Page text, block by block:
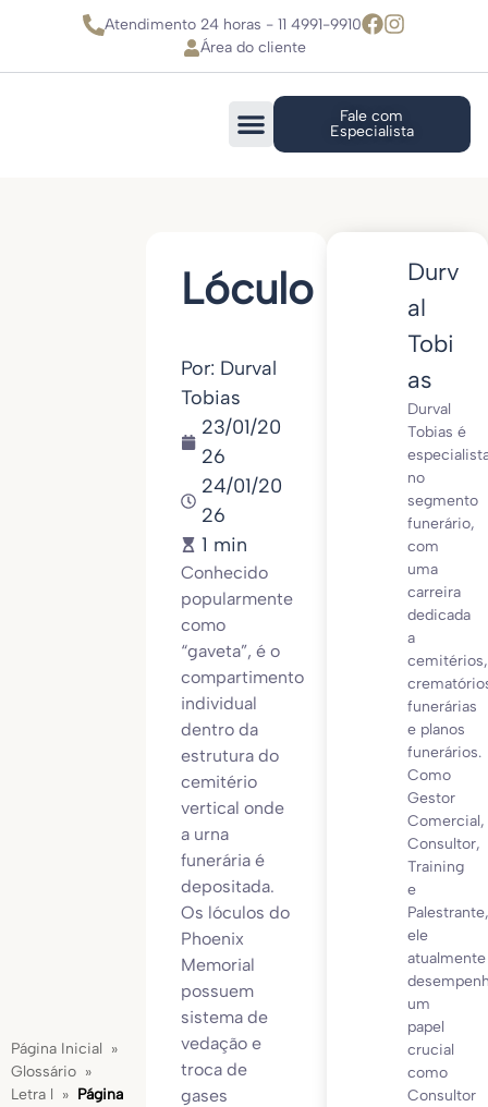
Atendimento 24 horas - 11 4991-9910
Área do cliente
Fale com
Especialista
Página Inicial »
Glossário »
Letra l » Página
Lóculo
Por: Durval
Tobias
23/01/20
26
24/01/20
26
1 min
Conhecido
popularmente
como
“gaveta”, é o
compartimento
individual
dentro da
estrutura do
cemitério
vertical onde
a urna
funerária é
depositada.
Os lóculos do
Phoenix
Memorial
possuem
sistema de
vedação e
troca de
gases
Durv
al
Tobi
as
Durval
Tobias é
no
segmento
funerário,
com
uma
carreira
dedicada
a
cemitérios,
funerárias
e planos
funerários.
Como
Gestor
Comercial,
Consultor,
Training
e
Palestrante,
ele
atualmente
um
papel
crucial
como
Consultor